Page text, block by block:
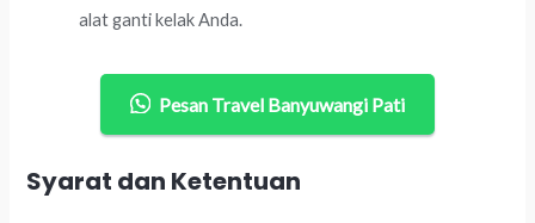
alat ganti kelak Anda.
Pesan Travel Banyuwangi Pati
Syarat dan Ketentuan